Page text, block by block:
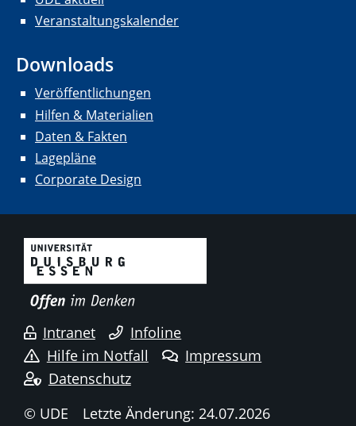
Veranstaltungskalender
Downloads
Veröffentlichungen
Hilfen & Materialien
Daten & Fakten
Lagepläne
Corporate Design
Intranet
Infoline
Hilfe im Notfall
Impressum
Datenschutz
© UDE
Letzte Änderung: 24.07.2026